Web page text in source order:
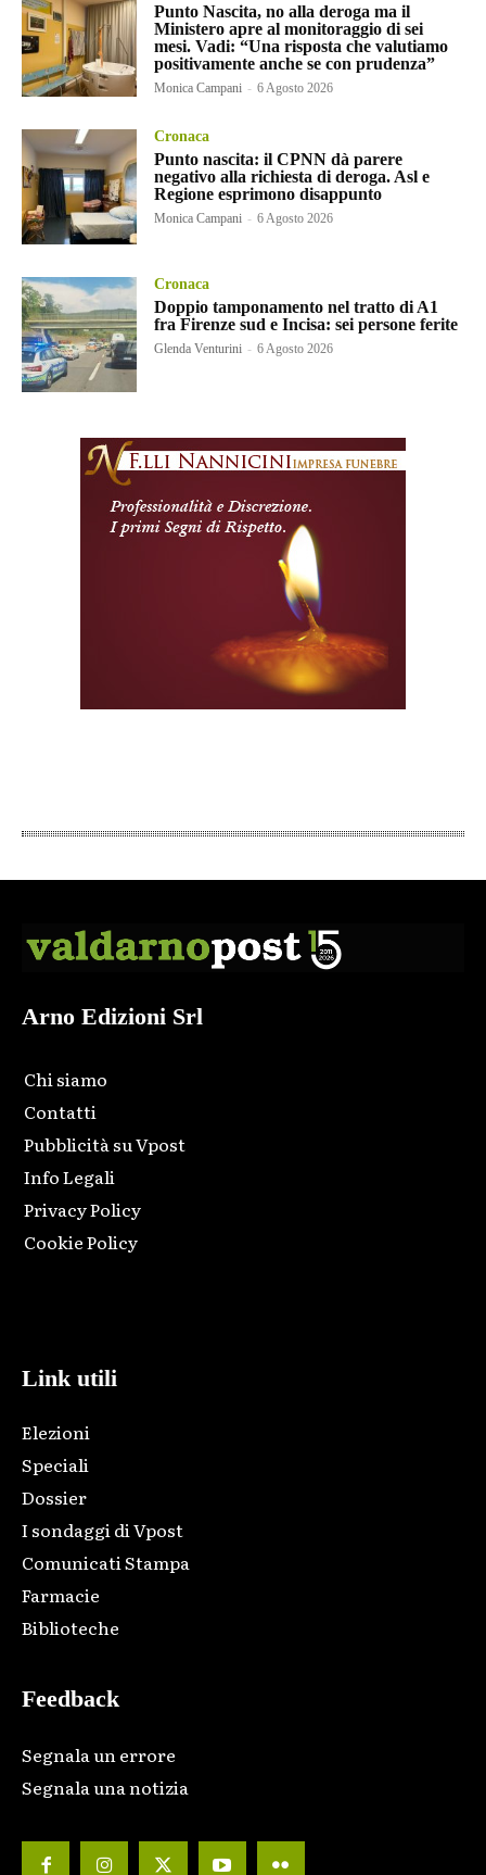
Punto Nascita, no alla deroga ma il
Ministero apre al monitoraggio di sei
mesi. Vadi: “Una risposta che valutiamo
positivamente anche se con prudenza”
Monica Campani - 6 Agosto 2026
Cronaca
Punto nascita: il CPNN dà parere
negativo alla richiesta di deroga. Asl e
Regione esprimono disappunto
Monica Campani - 6 Agosto 2026
Cronaca
Doppio tamponamento nel tratto di A1
fra Firenze sud e Incisa: sei persone ferite
Glenda Venturini - 6 Agosto 2026
Arno Edizioni Srl
Chi siamo
Contatti
Pubblicità su Vpost
Info Legali
Privacy Policy
Cookie Policy
Link utili
Elezioni
Speciali
Dossier
I sondaggi di Vpost
Comunicati Stampa
Farmacie
Biblioteche
Feedback
Segnala un errore
Segnala una notizia